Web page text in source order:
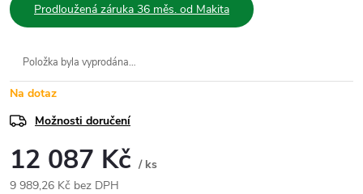
Prodloužená záruka 36 měs. od Makita
Položka byla vyprodána…
Na dotaz
Možnosti doručení
12 087 Kč / ks
9 989,26 Kč bez DPH